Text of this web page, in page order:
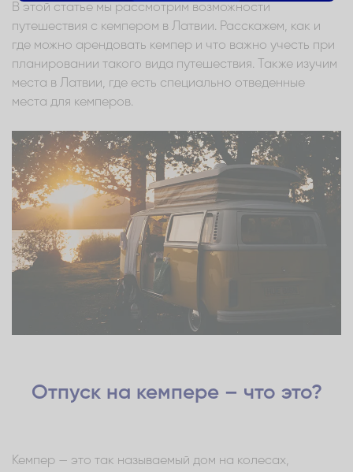
В этой статье мы рассмотрим возможности
путешествия с кемпером в Латвии. Расскажем, как и
где можно арендовать кемпер и что важно учесть при
планировании такого вида путешествия. Также изучим
места в Латвии, где есть специально отведенные
места для кемперов.
Отпуск на кемпере – что это?
Кемпер — это так называемый дом на колесах,